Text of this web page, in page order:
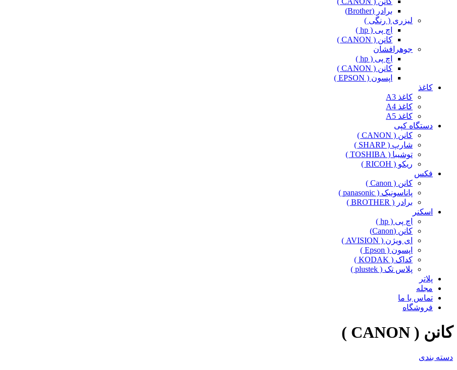
برادر (Brother)
لیزری ( رنگی )
اچ پی ( hp )
کانن ( CANON )
جوهرافشان
اچ پی ( hp )
کانن ( CANON )
اپسون ( EPSON )
کاغذ
کاغذ A3
کاغذ A4
کاغذ A5
دستگاه کپی
کانن ( CANON )
شارپ ( SHARP )
توشیبا ( TOSHIBA )
ریکو ( RICOH )
فکس
کانن ( Canon )
پاناسونیک ( panasonic )
برادر ( BROTHER )
اسکنر
اچ پی ( hp )
کانن (Canon)
ای ویژن ( AVISION )
اپسون ( Epson )
کداک ( KODAK )
پلاس تک ( plustek )
پلاتر
مجله
تماس با ما
فروشگاه
کانن ( CANON )
دسته بندی